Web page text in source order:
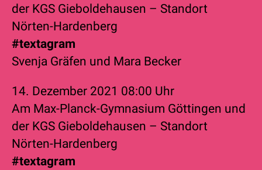
der KGS Gieboldehausen – Standort
Nörten-Hardenberg
#textagram
Svenja Gräfen und Mara Becker
14. Dezember 2021 08:00 Uhr
Am Max-Planck-Gymnasium Göttingen und
der KGS Gieboldehausen – Standort
Nörten-Hardenberg
#textagram